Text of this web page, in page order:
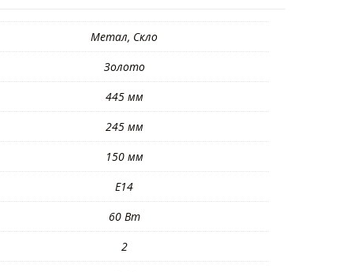
Метал, Скло
Золото
445 мм
245 мм
150 мм
E14
60 Вт
2